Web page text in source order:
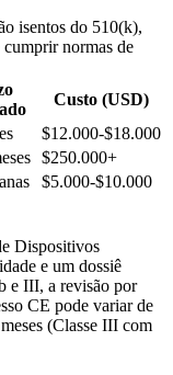
isentos do 510(k),
cumprir normas de
Custo (USD)
$12.000-$18.000
$250.000+
$5.000-$10.000
Dispositivos
e um dossiê
e III, a revisão por
CE pode variar de
(Classe III com